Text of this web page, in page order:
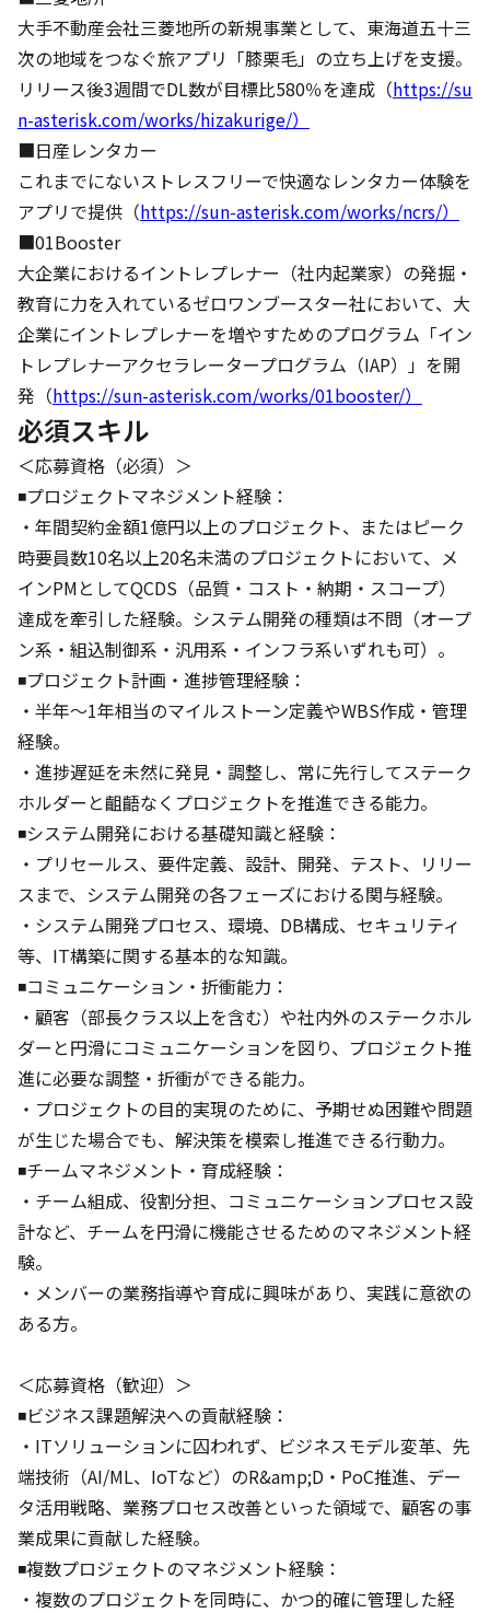
大手不動産会社三菱地所の新規事業として、東海道五十三
次の地域をつなぐ旅アプリ「膝栗毛」の立ち上げを支援。
リリース後3週間でDL数が目標比580％を達成（https://su
n-asterisk.com/works/hizakurige/）
■日産レンタカー
これまでにないストレスフリーで快適なレンタカー体験を
アプリで提供（https://sun-asterisk.com/works/ncrs/）
■01Booster
大企業におけるイントレプレナー（社内起業家）の発掘・
教育に力を入れているゼロワンブースター社において、大
企業にイントレプレナーを増やすためのプログラム「イン
トレプレナーアクセラレータープログラム（IAP）」を開
発（https://sun-asterisk.com/works/01booster/）
必須スキル
＜応募資格（必須）＞
◾️プロジェクトマネジメント経験：
・年間契約金額1億円以上のプロジェクト、またはピーク
時要員数10名以上20名未満のプロジェクトにおいて、メ
インPMとしてQCDS（品質・コスト・納期・スコープ）
達成を牽引した経験。システム開発の種類は不問（オープ
ン系・組込制御系・汎用系・インフラ系いずれも可）。
◾️プロジェクト計画・進捗管理経験：
・半年〜1年相当のマイルストーン定義やWBS作成・管理
経験。
・進捗遅延を未然に発見・調整し、常に先行してステーク
ホルダーと齟齬なくプロジェクトを推進できる能力。
◾️システム開発における基礎知識と経験：
・プリセールス、要件定義、設計、開発、テスト、リリー
スまで、システム開発の各フェーズにおける関与経験。
・システム開発プロセス、環境、DB構成、セキュリティ
等、IT構築に関する基本的な知識。
◾️コミュニケーション・折衝能力：
・顧客（部長クラス以上を含む）や社内外のステークホル
ダーと円滑にコミュニケーションを図り、プロジェクト推
進に必要な調整・折衝ができる能力。
・プロジェクトの目的実現のために、予期せぬ困難や問題
が生じた場合でも、解決策を模索し推進できる行動力。
◾️チームマネジメント・育成経験：
・チーム組成、役割分担、コミュニケーションプロセス設
計など、チームを円滑に機能させるためのマネジメント経
験。
・メンバーの業務指導や育成に興味があり、実践に意欲の
ある方。
＜応募資格（歓迎）＞
◾️ビジネス課題解決への貢献経験：
・ITソリューションに囚われず、ビジネスモデル変革、先
端技術（AI/ML、IoTなど）のR&amp;D・PoC推進、デー
タ活用戦略、業務プロセス改善といった領域で、顧客の事
業成果に貢献した経験。
◾️複数プロジェクトのマネジメント経験：
・複数のプロジェクトを同時に、かつ的確に管理した経